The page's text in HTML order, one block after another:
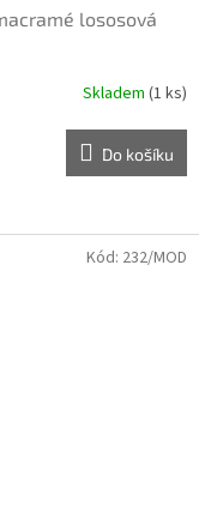
lososová
Skladem (1 ks)
Do košíku
Kód: 232/MOD